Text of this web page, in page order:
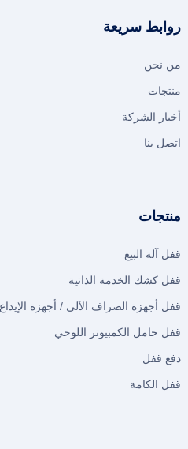
روابط سريعة
من نحن
منتجات
أخبار الشركة
اتصل بنا
منتجات
قفل آلة البيع
قفل كشك الخدمة الذاتية
قفل أجهزة الصراف الآلي / أجهزة
قفل حامل الكمبيوتر اللوحي
دفع قفل
قفل الكامة